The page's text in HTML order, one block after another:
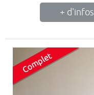
+ d'infos